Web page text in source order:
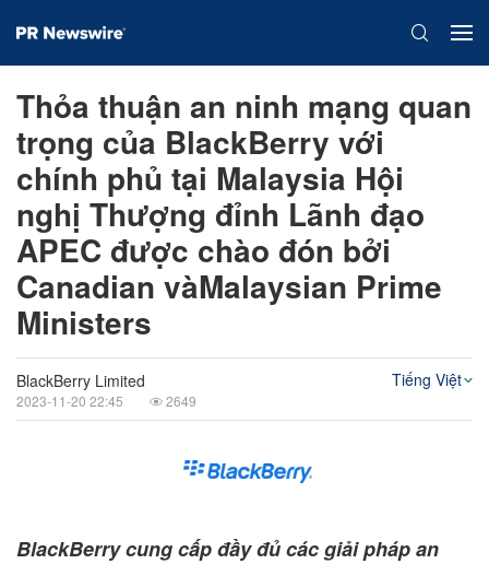
Thỏa thuận an ninh mạng quan
trọng của BlackBerry với
chính phủ tại Malaysia Hội
nghị Thượng đỉnh Lãnh đạo
APEC được chào đón bởi
Canadian vàMalaysian Prime
Ministers
BlackBerry Limited
2023-11-20 22:45 2649
Tiếng Việt
BlackBerry cung cấp đầy đủ các giải pháp an